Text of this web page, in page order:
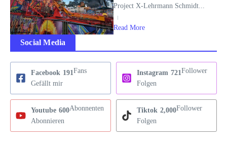
Project X-Lehrmann Schmidt...
Read More
Social Media
Facebook 191 Fans
Gefällt mir
Instagram 721 Follower
Folgen
Youtube 600Abonnenten
Abonnieren
Tiktok 2,000Follower
Folgen